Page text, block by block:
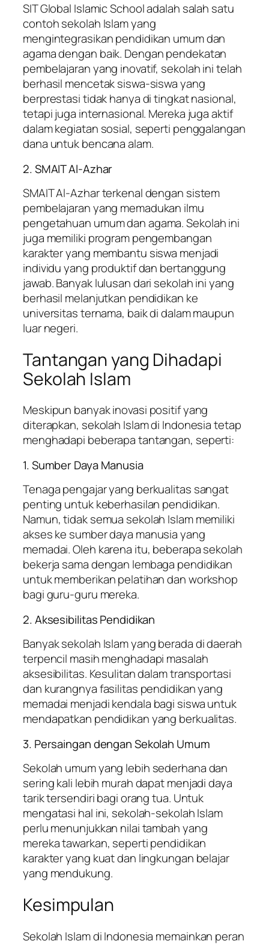
SIT Global Islamic School adalah salah satu
contoh sekolah Islam yang
mengintegrasikan pendidikan umum dan
agama dengan baik. Dengan pendekatan
pembelajaran yang inovatif, sekolah ini telah
berhasil mencetak siswa-siswa yang
berprestasi tidak hanya di tingkat nasional,
tetapi juga internasional. Mereka juga aktif
dalam kegiatan sosial, seperti penggalangan
dana untuk bencana alam.
2. SMAIT Al-Azhar
SMAIT Al-Azhar terkenal dengan sistem
pembelajaran yang memadukan ilmu
pengetahuan umum dan agama. Sekolah ini
juga memiliki program pengembangan
karakter yang membantu siswa menjadi
individu yang produktif dan bertanggung
jawab. Banyak lulusan dari sekolah ini yang
berhasil melanjutkan pendidikan ke
universitas ternama, baik di dalam maupun
luar negeri.
Tantangan yang Dihadapi
Sekolah Islam
Meskipun banyak inovasi positif yang
diterapkan, sekolah Islam di Indonesia tetap
menghadapi beberapa tantangan, seperti:
1. Sumber Daya Manusia
Tenaga pengajar yang berkualitas sangat
penting untuk keberhasilan pendidikan.
Namun, tidak semua sekolah Islam memiliki
akses ke sumber daya manusia yang
memadai. Oleh karena itu, beberapa sekolah
bekerja sama dengan lembaga pendidikan
untuk memberikan pelatihan dan workshop
bagi guru-guru mereka.
2. Aksesibilitas Pendidikan
Banyak sekolah Islam yang berada di daerah
terpencil masih menghadapi masalah
aksesibilitas. Kesulitan dalam transportasi
dan kurangnya fasilitas pendidikan yang
memadai menjadi kendala bagi siswa untuk
mendapatkan pendidikan yang berkualitas.
3. Persaingan dengan Sekolah Umum
Sekolah umum yang lebih sederhana dan
sering kali lebih murah dapat menjadi daya
tarik tersendiri bagi orang tua. Untuk
mengatasi hal ini, sekolah-sekolah Islam
perlu menunjukkan nilai tambah yang
mereka tawarkan, seperti pendidikan
karakter yang kuat dan lingkungan belajar
yang mendukung.
Kesimpulan
Sekolah Islam di Indonesia memainkan peran